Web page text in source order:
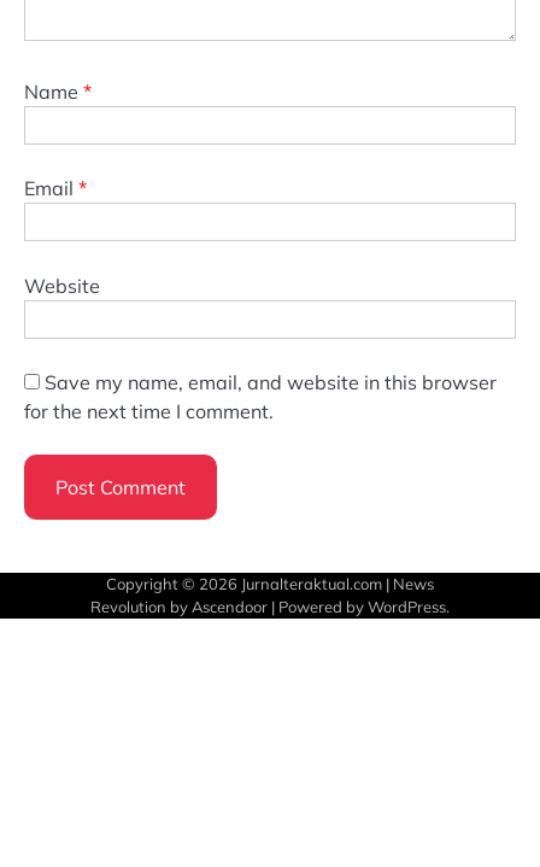
Name *
Email *
Website
Save my name, email, and website in this browser
for the next time I comment.
Copyright © 2026 Jurnalteraktual.com | News
Revolution by Ascendoor | Powered byWordPress.